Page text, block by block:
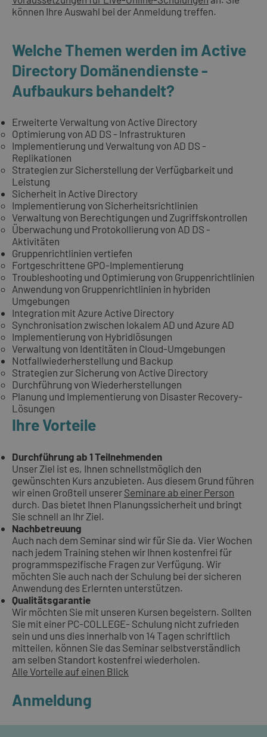
können Ihre Auswahl bei der Anmeldung treffen.
Welche Themen werden im Active
Directory Domänendienste -
Aufbaukurs behandelt?
Erweiterte Verwaltung von Active Directory
Optimierung von AD DS - Infrastrukturen
Implementierung und Verwaltung von AD DS -
Replikationen
Strategien zur Sicherstellung der Verfügbarkeit und
Leistung
Sicherheit in Active Directory
Implementierung von Sicherheitsrichtlinien
Verwaltung von Berechtigungen und Zugriffskontrollen
Überwachung und Protokollierung von AD DS -
Aktivitäten
Gruppenrichtlinien vertiefen
Fortgeschrittene GPO-Implementierung
Troubleshooting und Optimierung von Gruppenrichtlinien
Anwendung von Gruppenrichtlinien in hybriden
Umgebungen
Integration mit Azure Active Directory
Synchronisation zwischen lokalem AD und Azure AD
Implementierung von Hybridlösungen
Verwaltung von Identitäten in Cloud-Umgebungen
Notfallwiederherstellung und Backup
Strategien zur Sicherung von Active Directory
Durchführung von Wiederherstellungen
Planung und Implementierung von Disaster Recovery-
Lösungen
Ihre Vorteile
Durchführung ab 1 Teilnehmenden
Unser Ziel ist es, Ihnen schnellstmöglich den
gewünschten Kurs anzubieten. Aus diesem Grund führen
wir einen Großteil unserer Seminare ab einer Person
durch. Das bietet Ihnen Planungssicherheit und bringt
Sie schnell an Ihr Ziel.
Nachbetreuung
Auch nach dem Seminar sind wir für Sie da. Vier Wochen
nach jedem Training stehen wir Ihnen kostenfrei für
programmspezifische Fragen zur Verfügung. Wir
möchten Sie auch nach der Schulung bei der sicheren
Anwendung des Erlernten unterstützen.
Qualitätsgarantie
Wir möchten Sie mit unseren Kursen begeistern. Sollten
Sie mit einer PC-COLLEGE- Schulung nicht zufrieden
sein und uns dies innerhalb von 14 Tagen schriftlich
mitteilen, können Sie das Seminar selbstverständlich
am selben Standort kostenfrei wiederholen.
Alle Vorteile auf einen Blick
Anmeldung